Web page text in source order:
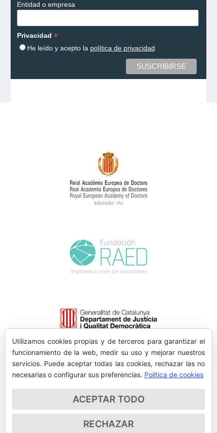
Entidad o empresa
Privacidad *
He leído y acepto la política de privacidad
Utilizamos cookies propias y de terceros para garantizar el
funcionamiento de la web, medir su uso y mejorar nuestros
servicios. Puede aceptar todas las cookies, rechazar las no
necesarias o configurar sus preferencias. Política de cookies
ACEPTAR TODO
RECHAZAR